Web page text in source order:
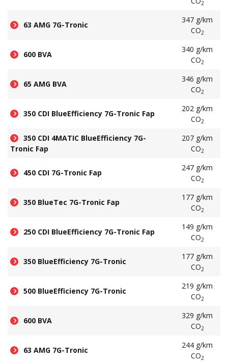
2
63 AMG 7G-Tronic
347 g/km
CO2
600 BVA
340 g/km
CO2
65 AMG BVA
346 g/km
CO2
350 CDI BlueEfficiency 7G-Tronic Fap
202 g/km
CO2
350 CDI 4MATIC BlueEfficiency 7G-
Tronic Fap
207 g/km
CO2
450 CDI 7G-Tronic Fap
247 g/km
CO2
350 BlueTec 7G-Tronic Fap
177 g/km
CO2
250 CDI BlueEfficiency 7G-Tronic Fap
149 g/km
CO2
350 BlueEfficiency 7G-Tronic
177 g/km
CO2
500 BlueEfficiency 7G-Tronic
219 g/km
CO2
600 BVA
329 g/km
CO2
63 AMG 7G-Tronic
244 g/km
CO2